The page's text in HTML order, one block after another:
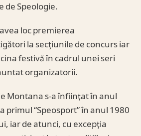
de Speologie.
loc premierea
la secţiunile de concurs iar
festivă în cadrul unei seri
organizatorii.
Montana s-a înfiinţat în anul
primul “Speosport” în anul 1980
iar de atunci, cu excepţia